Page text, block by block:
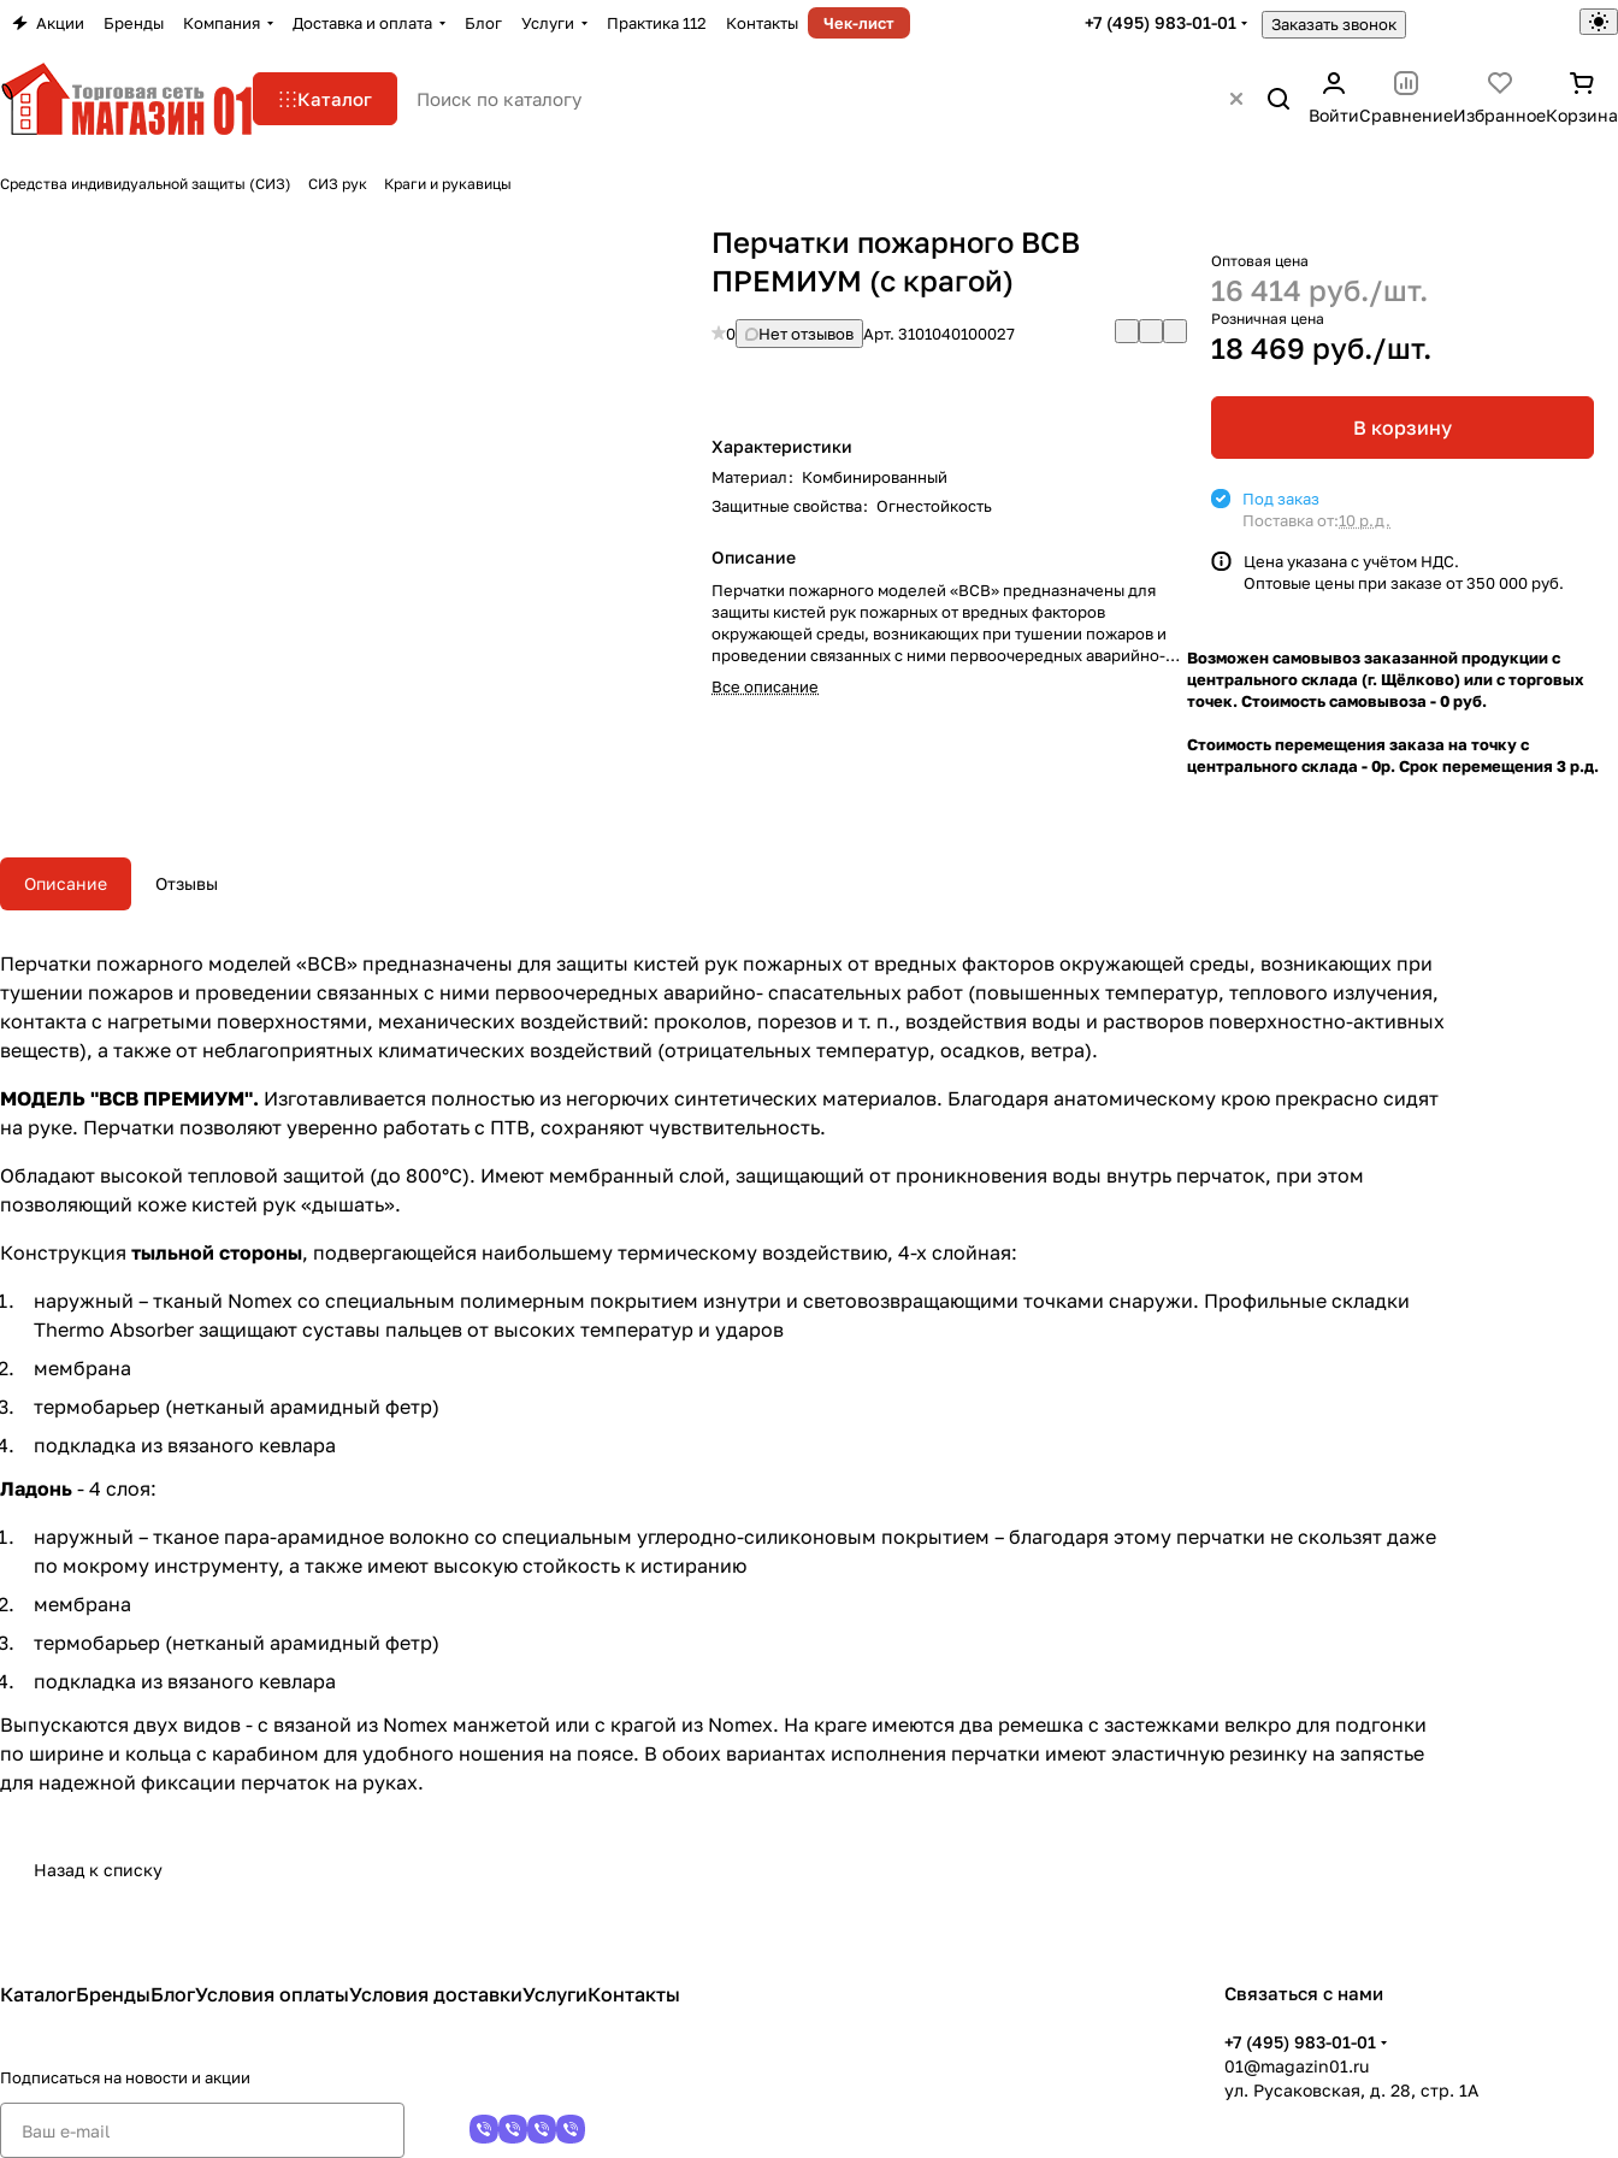
Акции Бренды Компания Доставка и оплата Блог Услуги Практика 112 Контакты Чек-лист +7 (495) 983-01-01 Заказать звонок
Каталог
ВойтиСравнениеИзбранноеКорзина
Средства индивидуальной защиты (СИЗ) СИЗ рук Краги и рукавицы
Перчатки пожарного ВСВ
ПРЕМИУМ (с крагой)
0 Нет отзывов Арт.3101040100027
Характеристики
Материал: Комбинированный
Защитные свойства: Огнестойкость
Описание
Перчатки пожарного моделей «ВСВ» предназначены для
защиты кистей рук пожарных от вредных факторов
окружающей среды, возникающих при тушении пожаров и
проведении связанных с ними первоочередных аварийно-
спасательных работ (повышенных температур, теплового
излучения, контакта с нагретыми поверхностями,
Все описание
Оптовая цена
16 414 руб./шт.
Розничная цена
18 469 руб./шт.
В корзину
Под заказ
Поставка от:10 р.д.
Цена указана с учётом НДС.
Оптовые цены при заказе от 350 000 руб.
Возможен самовывоз заказанной продукции с
центрального склада (г. Щёлково) или с торговых
точек. Стоимость самовывоза - 0 руб.
Стоимость перемещения заказа на точку с
центрального склада - 0р. Срок перемещения 3 р.д.
Описание Отзывы
Перчатки пожарного моделей «ВСВ» предназначены для защиты кистей рук пожарных от вредных факторов окружающей среды, возникающих при
тушении пожаров и проведении связанных с ними первоочередных аварийно- спасательных работ (повышенных температур, теплового излучения,
контакта с нагретыми поверхностями, механических воздействий: проколов, порезов и т. п., воздействия воды и растворов поверхностно-активных
веществ), а также от неблагоприятных климатических воздействий (отрицательных температур, осадков, ветра).
МОДЕЛЬ "ВСВ ПРЕМИУМ". Изготавливается полностью из негорючих синтетических материалов. Благодаря анатомическому крою прекрасно сидят
на руке. Перчатки позволяют уверенно работать с ПТВ, сохраняют чувствительность.
Обладают высокой тепловой защитой (до 800°С). Имеют мембранный слой, защищающий от проникновения воды внутрь перчаток, при этом
позволяющий коже кистей рук «дышать».
Конструкция тыльной стороны, подвергающейся наибольшему термическому воздействию, 4-х слойная:
наружный – тканый Nomex со специальным полимерным покрытием изнутри и световозвращающими точками снаружи. Профильные складки
Thermo Absorber защищают суставы пальцев от высоких температур и ударов
мембрана
термобарьер (нетканый арамидный фетр)
подкладка из вязаного кевлара
Ладонь - 4 слоя:
наружный – тканое пара-арамидное волокно со специальным углеродно-силиконовым покрытием – благодаря этому перчатки не скользят даже
по мокрому инструменту, а также имеют высокую стойкость к истиранию
мембрана
термобарьер (нетканый арамидный фетр)
подкладка из вязаного кевлара
Выпускаются двух видов - с вязаной из Nomex манжетой или с крагой из Nomex. На краге имеются два ремешка с застежками велкро для подгонки
по ширине и кольца с карабином для удобного ношения на поясе. В обоих вариантах исполнения перчатки имеют эластичную резинку на запястье
для надежной фиксации перчаток на руках.
Назад к списку
КаталогБрендыБлогУсловия оплатыУсловия доставкиУслугиКонтакты
Подписаться на новости и акции
Связаться с нами
+7 (495) 983-01-01
01@magazin01.ru
ул. Русаковская, д. 28, стр. 1А